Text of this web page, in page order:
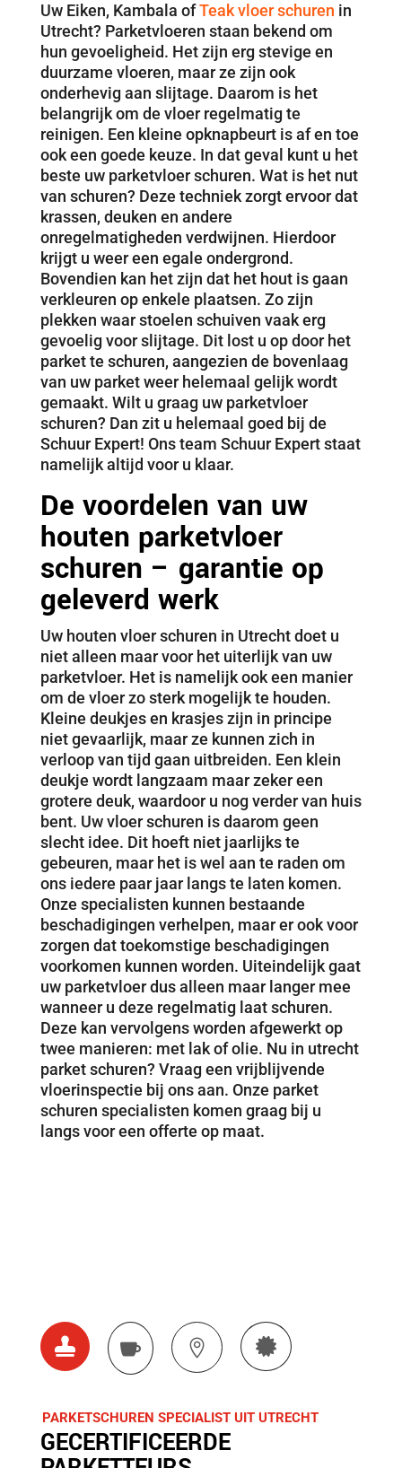
Uw Eiken, Kambala ofTeak vloer schuren in
Utrecht? Parketvloeren staan bekend om
hun gevoeligheid. Het zijn erg stevige en
duurzame vloeren, maar ze zijn ook
onderhevig aan slijtage. Daarom is het
belangrijk om de vloer regelmatig te
reinigen. Een kleine opknapbeurt is af en toe
ook een goede keuze. In dat geval kunt u het
beste uw parketvloer schuren. Wat is het nut
van schuren? Deze techniek zorgt ervoor dat
krassen, deuken en andere
onregelmatigheden verdwijnen. Hierdoor
krijgt u weer een egale ondergrond.
Bovendien kan het zijn dat het hout is gaan
verkleuren op enkele plaatsen. Zo zijn
plekken waar stoelen schuiven vaak erg
gevoelig voor slijtage. Dit lost u op door het
parket te schuren, aangezien de bovenlaag
van uw parket weer helemaal gelijk wordt
gemaakt. Wilt u graag uw parketvloer
schuren? Dan zit u helemaal goed bij de
Schuur Expert! Ons team Schuur Expert staat
namelijk altijd voor u klaar.
De voordelen van uw
houten parketvloer
schuren – garantie op
geleverd werk
Uw houten vloer schuren in Utrecht doet u
niet alleen maar voor het uiterlijk van uw
parketvloer. Het is namelijk ook een manier
om de vloer zo sterk mogelijk te houden.
Kleine deukjes en krasjes zijn in principe
niet gevaarlijk, maar ze kunnen zich in
verloop van tijd gaan uitbreiden. Een klein
deukje wordt langzaam maar zeker een
grotere deuk, waardoor u nog verder van huis
bent. Uw vloer schuren is daarom geen
slecht idee. Dit hoeft niet jaarlijks te
gebeuren, maar het is wel aan te raden om
ons iedere paar jaar langs te laten komen.
Onze specialisten kunnen bestaande
beschadigingen verhelpen, maar er ook voor
zorgen dat toekomstige beschadigingen
voorkomen kunnen worden. Uiteindelijk gaat
uw parketvloer dus alleen maar langer mee
wanneer u deze regelmatig laat schuren.
Deze kan vervolgens worden afgewerkt op
twee manieren: met lak of olie. Nu in utrecht
parket schuren? Vraag een vrijblijvende
vloerinspectie bij ons aan. Onze parket
schuren specialisten komen graag bij u
langs voor een offerte op maat.
   
PARKETSCHUREN SPECIALIST UIT UTRECHT
GECERTIFICEERDE